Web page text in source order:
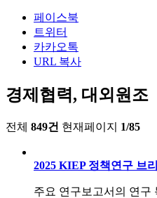
페이스북
트위터
카카오톡
URL 복사
경제협력, 대외원조
전체 849건 현재페이지 1/85
2025 KIEP 정책연구 브
주요 연구보고서의 연구